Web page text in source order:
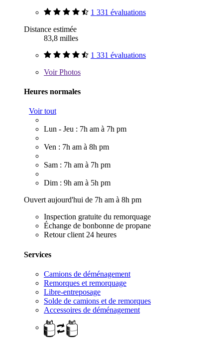
1 331 évaluations
Distance estimée
83,8 milles
1 331 évaluations
VoirPhotos
Heures normales
Voir tout
Lun - Jeu : 7h am à 7h pm
Ven : 7h am à 8h pm
Sam : 7h am à 7h pm
Dim : 9h am à 5h pm
Ouvert aujourd'hui de 7h am à 8h pm
Inspection gratuite du remorquage
Échange de bonbonne de propane
Retour client 24 heures
Services
Camions de déménagement
Remorques et remorquage
Libre-entreposage
Solde de camions et de remorques
Accessoires de déménagement